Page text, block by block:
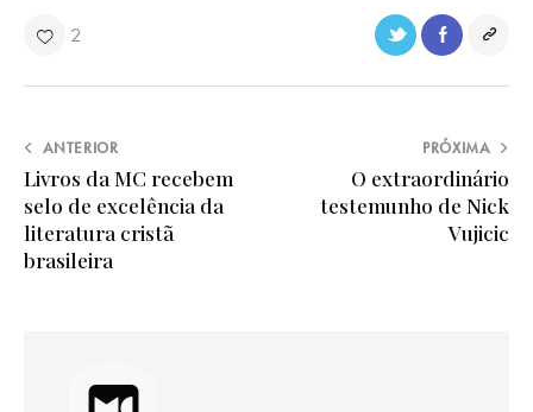
2
ANTERIOR
Livros da MC recebem
selo de excelência da
literatura cristã
brasileira
PRÓXIMA
O extraordinário
testemunho de Nick
Vujicic